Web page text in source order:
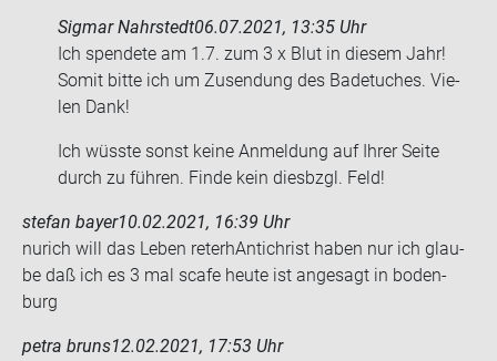
Sigmar Nahrstedt06.07.2021, 13:35 Uhr
Ich spen­de­te am 1.7. zum 3 x Blut in die­sem Jahr!
Somit bitte ich um Zu­sen­dung des Ba­de­tu­ches. Vie­
len Dank!
Ich wüss­te sonst keine An­mel­dung auf Ihrer Seite
durch zu füh­ren. Finde kein dies­bzgl. Feld!
stefan bayer10.02.2021, 16:39 Uhr
nurich will das Leben re­ter­hAn­ti­christ haben nur ich glau­
be daß ich es 3 mal scafe heute ist an­ge­sagt in bo­den­
burg
petra bruns12.02.2021, 17:53 Uhr